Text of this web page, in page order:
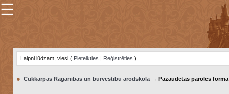
×
☰
Laipni lūdzam, viesi ( Pieteikties | Reģistrēties )
● Cūkkārpas Raganības un burvestību arodskola→ Pazaudētas paroles forma